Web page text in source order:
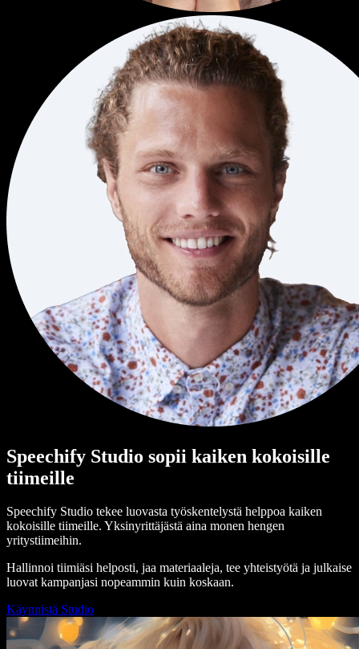
Speechify Studio sopii kaiken kokoisille
tiimeille
Speechify Studio tekee luovasta työskentelystä helppoa kaiken
kokoisille tiimeille. Yksinyrittäjästä aina monen hengen
yritystiimeihin.
Hallinnoi tiimiäsi helposti, jaa materiaaleja, tee yhteistyötä ja julkaise
luovat kampanjasi nopeammin kuin koskaan.
Käynnistä Studio